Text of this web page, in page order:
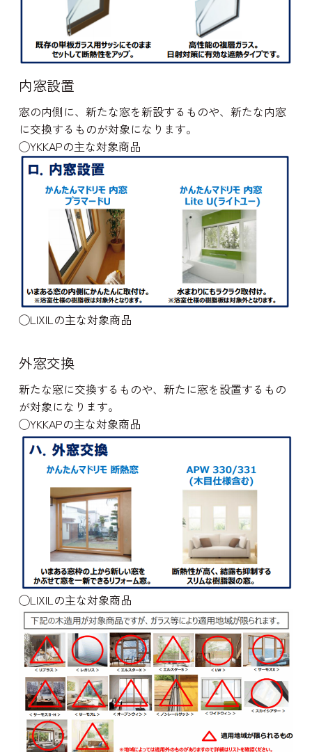
内窓設置
窓の内側に、新たな窓を新設するものや、新たな内窓
に交換するものが対象になります。
◯YKKAPの主な対象商品
◯LIXILの主な対象商品
外窓交換
新たな窓に交換するものや、新たに窓を設置するもの
が対象になります。
◯YKKAPの主な対象商品
◯LIXILの主な対象商品